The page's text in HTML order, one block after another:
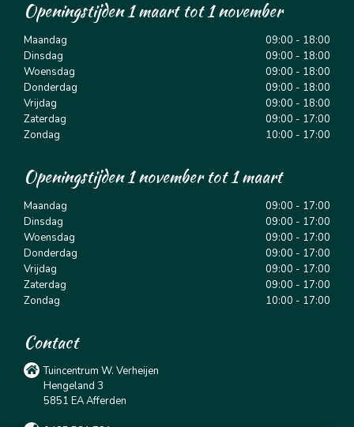
Openingstijden 1 maart tot 1 november
Maandag
09:00 - 18:00
Dinsdag
09:00 - 18:00
Woensdag
09:00 - 18:00
Donderdag
09:00 - 18:00
Vrijdag
09:00 - 18:00
Zaterdag
09:00 - 17:00
Zondag
10:00 - 17:00
Openingstijden 1 november tot 1 maart
Maandag
09:00 - 17:00
Dinsdag
09:00 - 17:00
Woensdag
09:00 - 17:00
Donderdag
09:00 - 17:00
Vrijdag
09:00 - 17:00
Zaterdag
09:00 - 17:00
Zondag
10:00 - 17:00
Contact
Tuincentrum W. Verheijen
Hengeland 3
5851 EA Afferden